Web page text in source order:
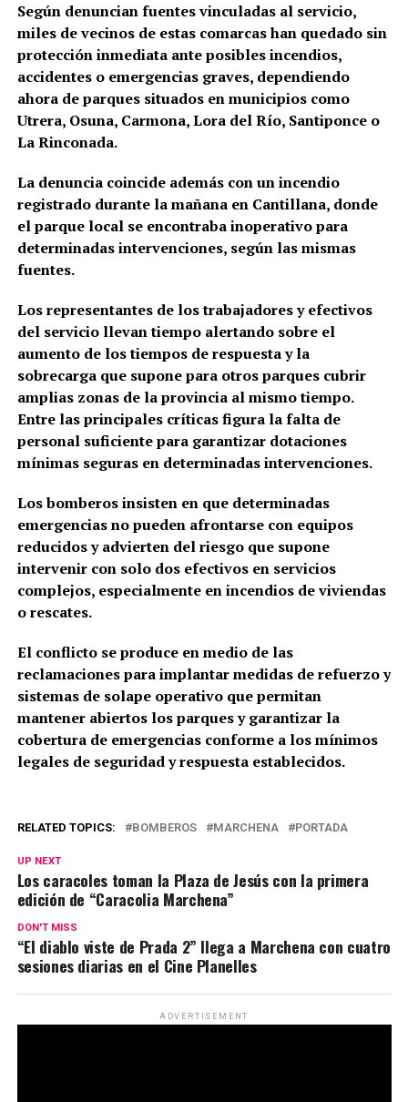
Según denuncian fuentes vinculadas al servicio,
miles de vecinos de estas comarcas han quedado sin
protección inmediata ante posibles incendios,
accidentes o emergencias graves, dependiendo
ahora de parques situados en municipios como
Utrera, Osuna, Carmona,Lora del Río, Santiponceo
La Rinconada.
La denuncia coincide además con un incendio
registrado durante la mañana en Cantillana, donde
el parque local se encontraba inoperativo para
determinadas intervenciones, según las mismas
fuentes.
Los representantes de los trabajadores y efectivos
del servicio llevan tiempo alertando sobre el
aumento de los tiempos de respuesta y la
sobrecarga que supone para otros parques cubrir
amplias zonas de la provincia al mismo tiempo.
Entre las principales críticas figura la falta de
personal suficiente para garantizar dotaciones
mínimas seguras en determinadas intervenciones.
Los bomberos insisten en que determinadas
emergencias no pueden afrontarse con equipos
reducidos y advierten del riesgo que supone
intervenir con solo dos efectivos en servicios
complejos, especialmente en incendios de viviendas
o rescates.
El conflicto se produce en medio de las
reclamaciones para implantar medidas de refuerzo y
sistemas de solape operativo que permitan
mantener abiertos los parques y garantizar la
cobertura de emergencias conforme a los mínimos
legales de seguridad y respuesta establecidos.
RELATED TOPICS: BOMBEROS MARCHENA PORTADA
UP NEXT
Los caracoles toman la Plaza de Jesús con la primera
edición de “Caracolia Marchena”
DON'T MISS
“El diablo viste de Prada 2” llega a Marchena con cuatro
sesiones diarias en el Cine Planelles
ADVERTISEMENT